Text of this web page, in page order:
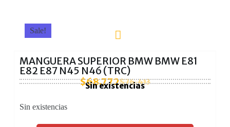
Sale!
MANGUERA SUPERIOR BMW BMW E81
E82 E87 N45 N46 (TRC)
$76.413
$68.772
Sin existencias
Sin existencias